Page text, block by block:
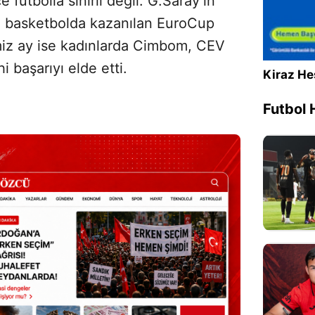
kazanılan EuroCup
ay ise kadınlarda Cimbom, CEV
başarıyı elde etti.
Sesi Aç
Kiraz
Futbol